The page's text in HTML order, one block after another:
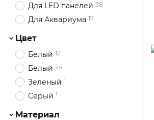
Для LED панелей 38
Для Аквариума 17
Цвет
Белый 12
Белый 24
Зеленый 1
Серый 1
Материал